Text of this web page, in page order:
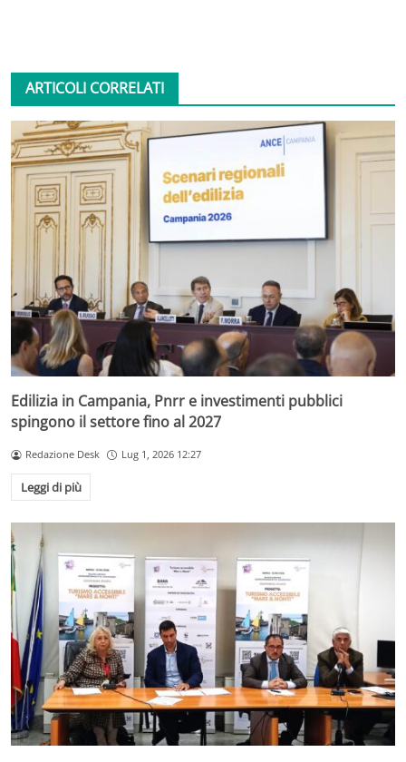
ARTICOLI CORRELATI
Edilizia in Campania, Pnrr e investimenti pubblici
spingono il settore fino al 2027
Redazione Desk Lug 1, 2026 12:27
Leggi di più